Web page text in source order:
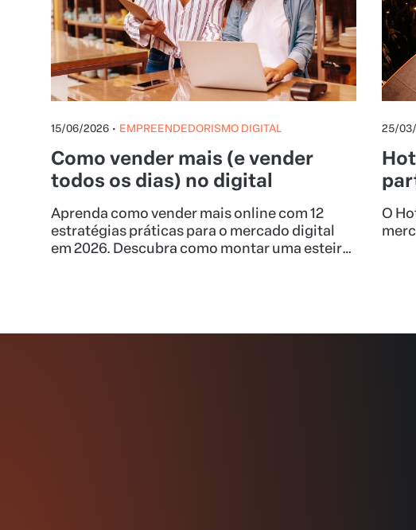
15/06/2026 • EMPREENDEDORISMO DIGITAL
Como vender mais (e vender
todos os dias) no digital
Aprenda como vender mais online com 12
estratégias práticas para o mercado digital
em 2026. Descubra como montar uma esteira
25/
O